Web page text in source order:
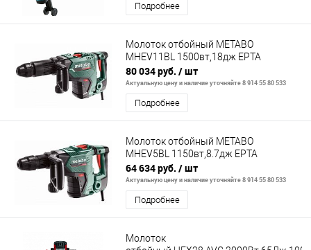
Подробнее
Молоток отбойный METABO
MHEV11BL 1500вт,18дж ЕРТА
80 034 руб. / шт
Актуальную цену и наличие уточняйте 8 914 55 80 533
Подробнее
Молоток отбойный METABO
MHEV5BL 1150вт,8.7дж ЕРТА
64 634 руб. / шт
Актуальную цену и наличие уточняйте 8 914 55 80 533
Подробнее
Молоток